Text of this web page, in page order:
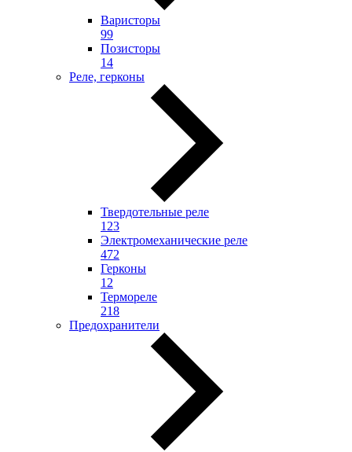
Варисторы
99
Позисторы
14
Реле, герконы
Твердотельные реле
123
Электромеханические реле
472
Герконы
12
Термореле
218
Предохранители